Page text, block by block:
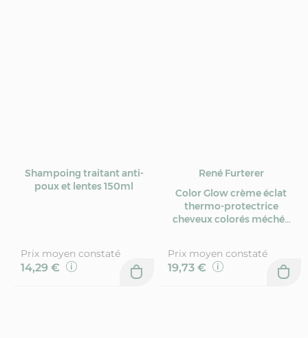
Shampoing traitant anti-
poux et lentes 150ml
Prix moyen constaté
14,29 €
René Furterer
Color Glow crème éclat
thermo-protectrice
cheveux colorés méchés
Prix moyen constaté
19,73 €